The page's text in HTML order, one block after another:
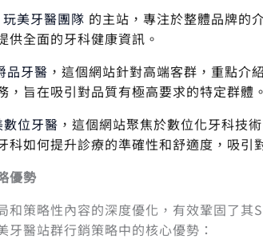
玩美牙醫團隊 的主站，專注於整體品牌的
供全面的牙科健康資訊。
品牙醫 ，這個網站針對高端客群，重點介
，旨在吸引對品質有極高要求的特定群體。
數位牙醫 ，這個網站聚焦於數位化牙科技
科如何提升診療的準確性和舒適度，吸引
優勢
和策略性內容的深度優化，有效鞏固了其
牙醫站群行銷策略中的核心優勢：